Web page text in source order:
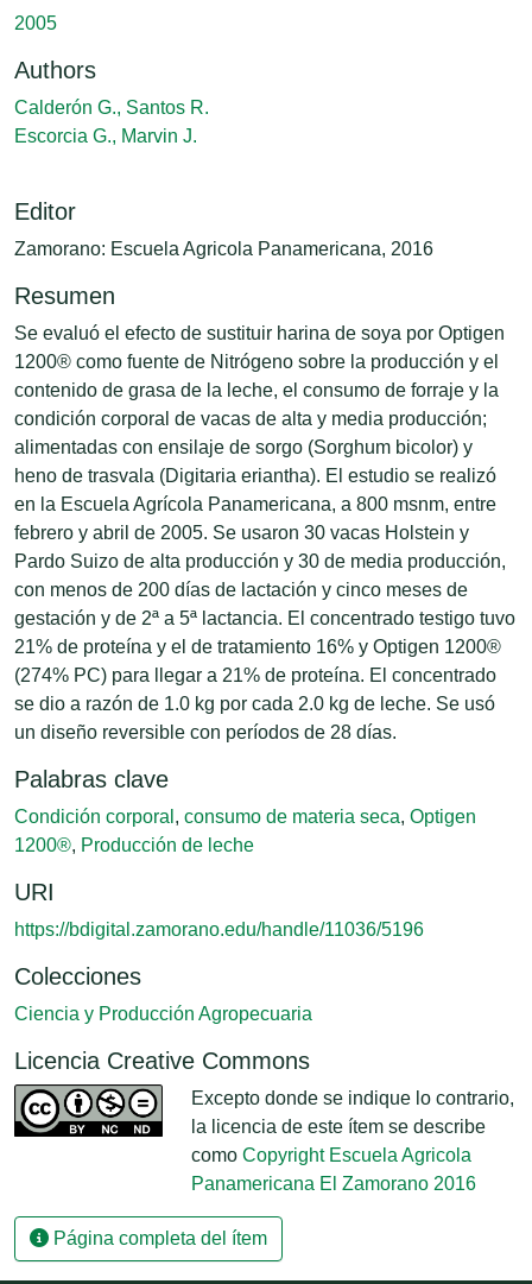
2005
Authors
Calderón G., Santos R.
Escorcia G., Marvin J.
Editor
Zamorano: Escuela Agricola Panamericana, 2016
Resumen
Se evaluó el efecto de sustituir harina de soya por Optigen
1200® como fuente de Nitrógeno sobre la producción y el
contenido de grasa de la leche, el consumo de forraje y la
condición corporal de vacas de alta y media producción;
alimentadas con ensilaje de sorgo (Sorghum bicolor) y
heno de trasvala (Digitaria eriantha). El estudio se realizó
en la Escuela Agrícola Panamericana, a 800 msnm, entre
febrero y abril de 2005. Se usaron 30 vacas Holstein y
Pardo Suizo de alta producción y 30 de media producción,
con menos de 200 días de lactación y cinco meses de
gestación y de 2ª a 5ª lactancia. El concentrado testigo tuvo
21% de proteína y el de tratamiento 16% y Optigen 1200®
(274% PC) para llegar a 21% de proteína. El concentrado
se dio a razón de 1.0 kg por cada 2.0 kg de leche. Se usó
un diseño reversible con períodos de 28 días.
Palabras clave
Condición corporal , consumo de materia seca, Optigen
1200®, Producción de leche
URI
https://bdigital.zamorano.edu/handle/11036/5196
Colecciones
Ciencia y Producción Agropecuaria
Licencia Creative Commons
Excepto donde se indique lo contrario,
la licencia de este ítem se describe
como Copyright Escuela Agricola
Panamericana El Zamorano 2016
Página completa del ítem